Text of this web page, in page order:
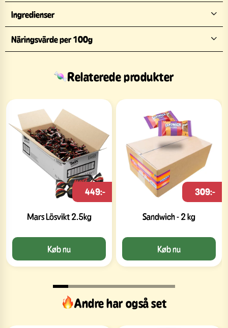
Ingredienser
Näringsvärde per 100g
Relaterede produkter
Mars Lösvikt 2.5kg
449:-
Køb nu
Sandwich - 2 kg
309:-
Køb nu
Andre har også set